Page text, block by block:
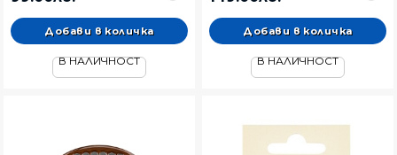
В НАЛИЧНОСТ В НАЛИЧНОСТ